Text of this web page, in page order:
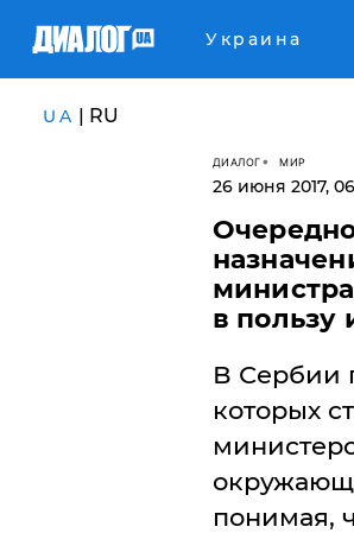
Украина
UA | RU
ДИАЛОГ МИР
26 июня 2017,
в пользу
В Сербии
которых
понимая,